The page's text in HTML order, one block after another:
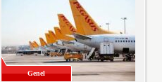
Genel